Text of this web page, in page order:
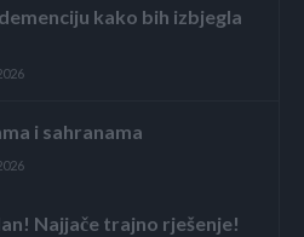
kako bih izbjegla
i sahranama
Najjače trajno rješenje!